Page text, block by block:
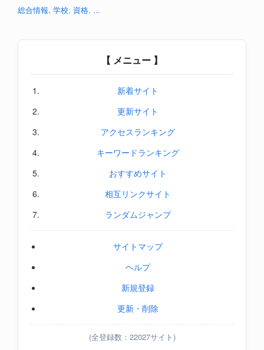
総合情報, 学校, 資格, ...
【 メニュー 】
新着サイト
更新サイト
アクセスランキング
キーワードランキング
おすすめサイト
相互リンクサイト
ランダムジャンプ
サイトマップ
ヘルプ
新規登録
更新・削除
(全登録数：22027サイト)